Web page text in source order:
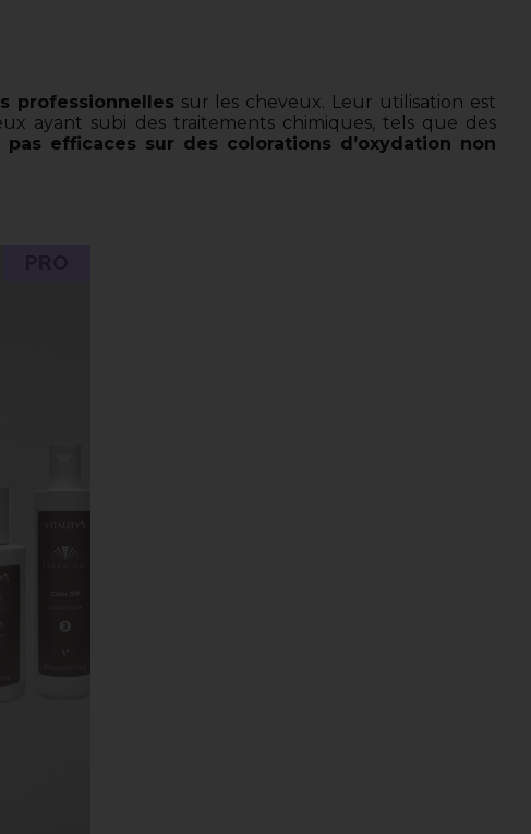
professionnelles sur les cheveux. Leur utilisation est
ayant subi des traitements chimiques, tels que des
efficaces sur des colorations d’oxydation non